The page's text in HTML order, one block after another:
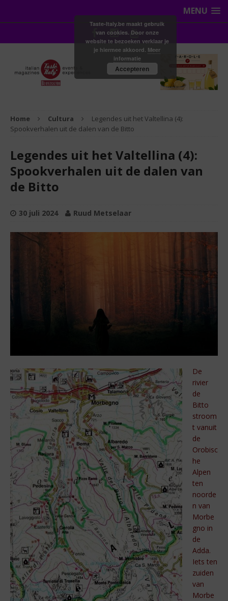
MENU
Home Cultura
Legendes uit het Valtellina (4):
Spookverhalen uit de dalen van de Bitto
Legendes uit het Valtellina (4):
Spookverhalen uit de dalen van
de Bitto
30 juli 2024 Ruud Metselaar
De
rivier
de
Bitto
stroom
t vanuit
de
Orobisc
he
Alpen
ten
noorde
n van
Morbe
gno in
de
Adda.
Iets ten
zuiden
van
Morbe
Taste-Italy.be maakt gebruik
van cookies. Door onze
website te bezoeken verklaar je
je hiermee akkoord. Meer
informatie
Accepteren